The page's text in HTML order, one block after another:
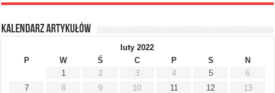
Kalendarz artykułów
luty 2022
P
W Ś C P S
N
1
2 3 4 5
6
7
8 9 10 11 12
13